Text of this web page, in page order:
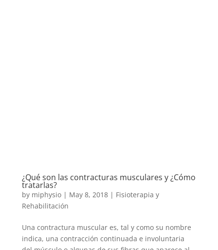
¿Qué son las contracturas musculares y ¿Cómo
tratarlas?
by miphysio| May 8, 2018| Fisioterapia y
Rehabilitación
Una contractura muscular es, tal y como su nombre
indica, una contracción continuada e involuntaria